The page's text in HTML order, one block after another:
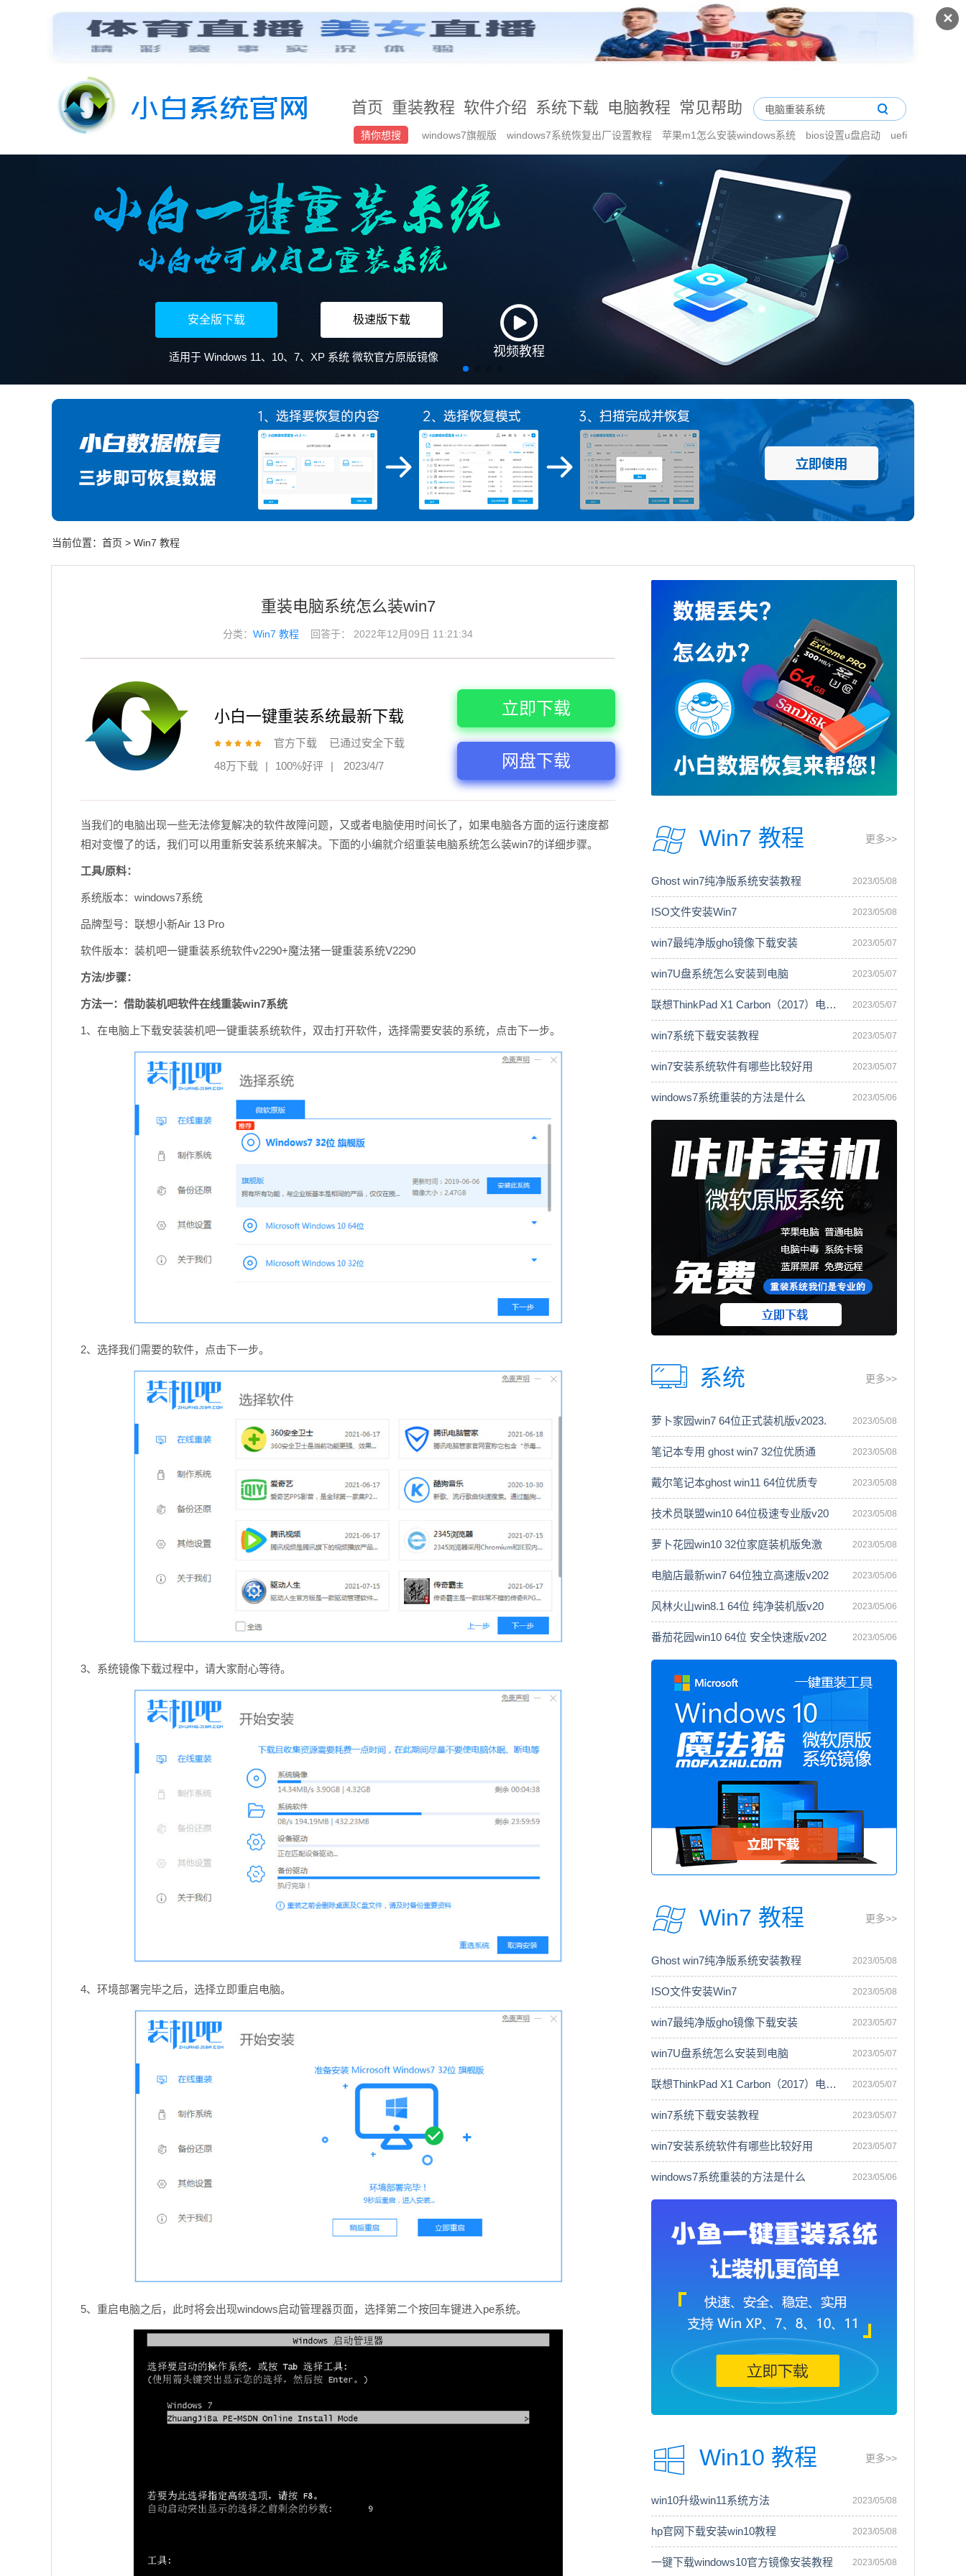
✕
首页 重装教程 软件介绍 系统下载 电脑教程 常见帮助
猜你想搜 windows7旗舰版 windows7系统恢复出厂设置教程 苹果m1怎么安装windows系统 bios设置u盘启动
uefi
当前位置： 首页 > Win7 教程
重装电脑系统怎么装win7
分类：Win7 教程 回答于： 2022年12月09日 11:21:34
小白一键重装系统最新下载
官方下载
已通过安全下载
48万下载
| 100%好评 | 2023/4/7
立即下载
网盘下载
当我们的电脑出现一些无法修复解决的软件故障问题，又或者电脑使用时间长了，如果电脑各方面的运行速度都
相对变慢了的话，我们可以用重新安装系统来解决。下面的小编就介绍重装电脑系统怎么装win7的详细步骤。
工具/原料：
系统版本：windows7系统
品牌型号：联想小新Air 13 Pro
软件版本：装机吧一键重装系统软件v2290+魔法猪一键重装系统V2290
方法/步骤：
方法一：借助装机吧软件在线重装win7系统
1、在电脑上下载安装装机吧一键重装系统软件，双击打开软件，选择需要安装的系统，点击下一步。
2、选择我们需要的软件，点击下一步。
3、系统镜像下载过程中，请大家耐心等待。
4、环境部署完毕之后，选择立即重启电脑。
5、重启电脑之后，此时将会出现windows启动管理器页面，选择第二个按回车键进入pe系统。
Win7 教程 更多>>
Ghost win7纯净版系统安装教程 2023/05/08
ISO文件安装Win7 2023/05/08
win7最纯净版gho镜像下载安装 2023/05/07
win7U盘系统怎么安装到电脑 2023/05/07
联想ThinkPad X1 Carbon（2017）电脑安 2023/05/07
win7系统下载安装教程 2023/05/07
win7安装系统软件有哪些比较好用 2023/05/07
windows7系统重装的方法是什么 2023/05/06
系统 更多>>
萝卜家园win7 64位正式装机版v2023. 2023/05/08
笔记本专用 ghost win7 32位优质通 2023/05/08
戴尔笔记本ghost win11 64位优质专 2023/05/08
技术员联盟win10 64位极速专业版v20 2023/05/08
萝卜花园win10 32位家庭装机版免激 2023/05/08
电脑店最新win7 64位独立高速版v202 2023/05/06
风林火山win8.1 64位 纯净装机版v20 2023/05/06
番茄花园win10 64位 安全快速版v202 2023/05/06
Win7 教程 更多>>
Ghost win7纯净版系统安装教程 2023/05/08
ISO文件安装Win7 2023/05/08
win7最纯净版gho镜像下载安装 2023/05/07
win7U盘系统怎么安装到电脑 2023/05/07
联想ThinkPad X1 Carbon（2017）电脑安 2023/05/07
win7系统下载安装教程 2023/05/07
win7安装系统软件有哪些比较好用 2023/05/07
windows7系统重装的方法是什么 2023/05/06
Win10 教程 更多>>
win10升级win11系统方法 2023/05/08
hp官网下载安装win10教程 2023/05/08
一键下载windows10官方镜像安装教程 2023/05/08